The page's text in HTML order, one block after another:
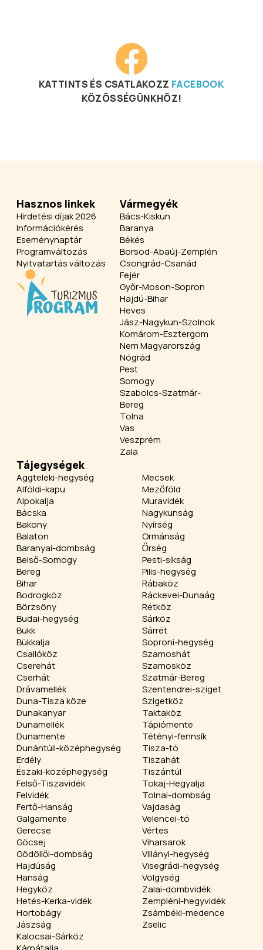
KATTINTS ÉS CSATLAKOZZ FACEBOOK
KÖZÖSSÉGÜNKHÖZ!
Hasznos linkek
Hirdetési díjak 2026
Információkérés
Eseménynaptár
Programváltozás
Nyitvatartás változás
Vármegyék
Bács-Kiskun
Baranya
Békés
Borsod-Abaúj-Zemplén
Csongrád-Csanád
Fejér
Győr-Moson-Sopron
Hajdú-Bihar
Heves
Jász-Nagykun-Szolnok
Komárom-Esztergom
Nem Magyarország
Nógrád
Pest
Somogy
Szabolcs-Szatmár-
Bereg
Tolna
Vas
Veszprém
Zala
Tájegységek
Aggteleki-hegység
Alföldi-kapu
Alpokalja
Bácska
Bakony
Balaton
Baranyai-dombság
Belső-Somogy
Bereg
Bihar
Bodrogköz
Börzsöny
Budai-hegység
Bükk
Bükkalja
Csallóköz
Cserehát
Cserhát
Drávamellék
Duna-Tisza köze
Dunakanyar
Dunamellék
Dunamente
Dunántúli-középhegység
Erdély
Északi-középhegység
Felső-Tiszavidék
Felvidék
Fertő-Hanság
Galgamente
Gerecse
Göcsej
Gödöllői-dombság
Hajdúság
Hanság
Hegyköz
Hetés-Kerka-vidék
Hortobágy
Jászság
Kalocsai-Sárköz
Mecsek
Mezőföld
Muravidék
Nagykunság
Nyírség
Ormánság
Őrség
Pesti-síkság
Pilis-hegység
Rábaköz
Ráckevei-Dunaág
Rétköz
Sárköz
Sárrét
Soproni-hegység
Szamoshát
Szamosköz
Szatmár-Bereg
Szentendrei-sziget
Szigetköz
Taktaköz
Tápiómente
Tétényi-fennsík
Tisza-tó
Tiszahát
Tiszántúl
Tokaj-Hegyalja
Tolnai-dombság
Vajdaság
Velencei-tó
Vértes
Viharsarok
Villányi-hegység
Visegrádi-hegység
Völgység
Zalai-dombvidék
Zempléni-hegyvidék
Zsámbéki-medence
Zselic